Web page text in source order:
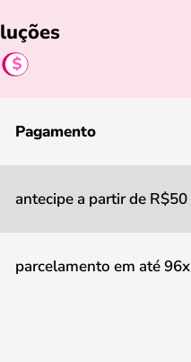
Pagamento
antecipe a partir de R$50
parcelamento em até 96x